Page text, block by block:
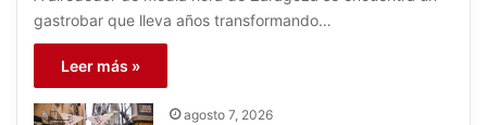
gastrobar que lleva años transformando…
Leer más »
agosto 7, 2026